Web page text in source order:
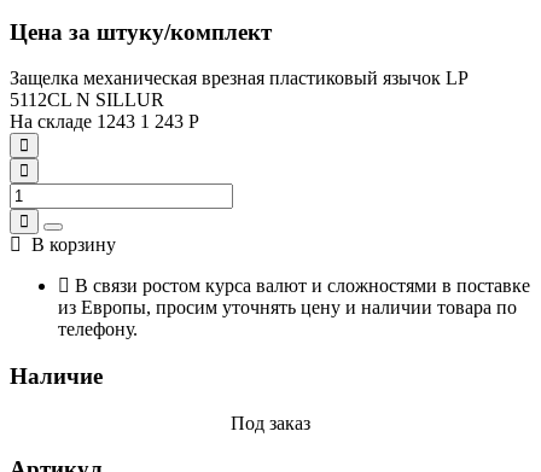
Цена за штуку/комплект
Защелка механическая врезная пластиковый язычок LP
5112CL N SILLUR
На складе 1243 1 243 Р
В корзину
В связи ростом курса валют и сложностями в поставке
из Европы, просим уточнять цену и наличии товара по
телефону.
Наличие
Под заказ